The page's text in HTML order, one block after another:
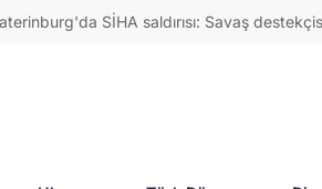
- Ayancık alarma geçti: Aliköy
16,2351
27,9743
0,0018